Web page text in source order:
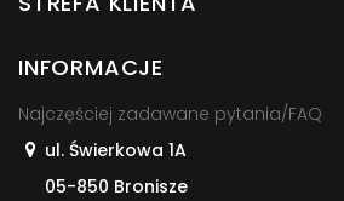
INFORMACJE
Najczęściej zadawane pytania/FAQ
ul. Świerkowa 1A
05-850 Bronisze